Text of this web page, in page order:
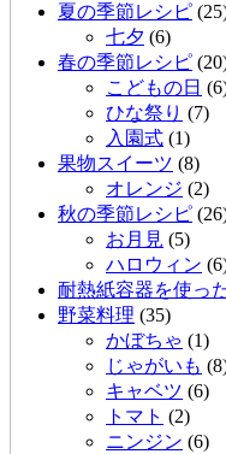
夏の季節レシピ
七夕 (6)
春の季節レシピ
こどもの日
ひな祭り (7)
入園式 (1)
果物スイーツ (8)
オレンジ (2)
秋の季節レシピ
お月見 (5)
ハロウィン
耐熱紙容器を使っ
野菜料理 (35)
かぼちゃ (1)
じゃがいも
キャベツ (6)
トマト (2)
ニンジン (6)